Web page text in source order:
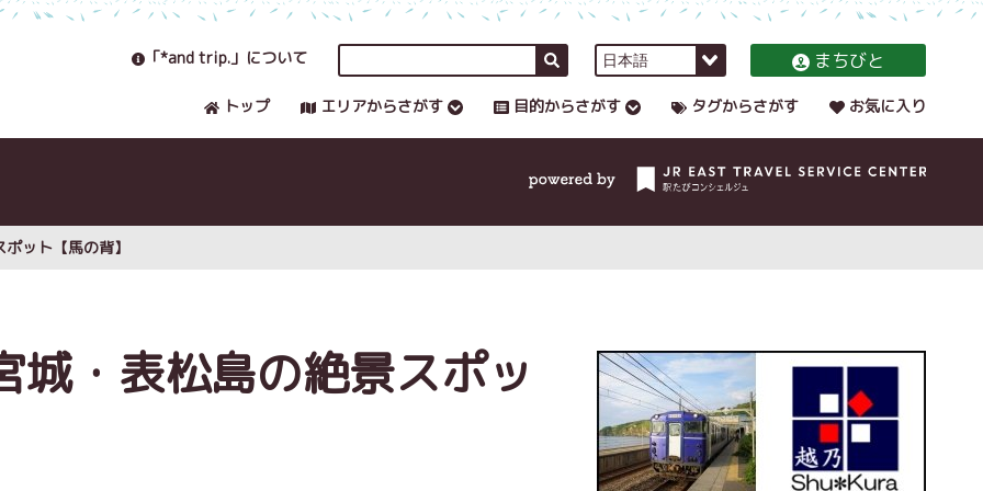
「*and trip.」について まちびと
トップ エリアからさがす 目的からさがす タグからさがす お気に入り
ット【馬の背】
・表松島の絶景スポッ